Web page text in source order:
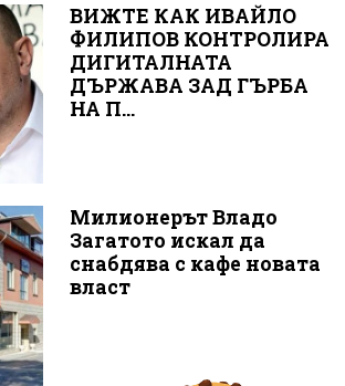
ВИЖТЕ КАК ИВАЙЛО
ФИЛИПОВ КОНТРОЛИРА
ДИГИТАЛНАТА
ДЪРЖАВА ЗАД ГЪРБА
НА П...
Милионерът Владо
Загатото искал да
снабдява с кафе новата
власт